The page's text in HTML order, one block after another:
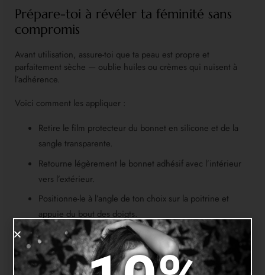
Prépare-toi à révéler ta féminité sans
compromis
Avant utilisation, assure-toi que ta peau est propre et
parfaitement sèche — oublie huiles ou crèmes qui nuisent à
l’adhérence.
Voici comment les appliquer :
Retire le film protecteur du bonnet en silicone et de la
sangle transparente.
Retourne légèrement le bonnet adhésif avec l’intérieur
vers l’extérieur.
Positionne-le à l’angle de ton choix sur la poitrine et
appuie du bout des doigts.
Tire ensuite la sangle vers le haut de ton épaule et colle-
la fermement sur la peau.
Procède de la même manière pour le deuxième sein.